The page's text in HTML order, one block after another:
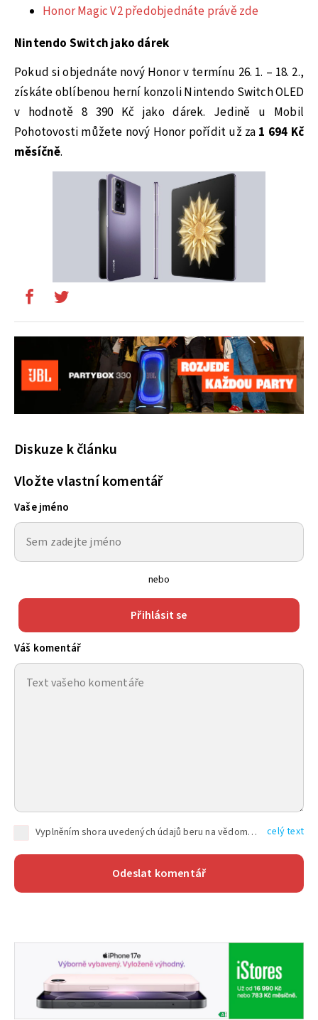
Honor Magic V2 předobjednáte právě zde
Nintendo Switch jako dárek
Pokud si objednáte nový Honor v termínu 26. 1. – 18. 2.,
získáte oblíbenou herní konzoli Nintendo Switch OLED
v hodnotě 8 390 Kč jako dárek. Jedině u Mobil
Pohotovosti můžete nový Honor pořídit už za 1 694 Kč
měsíčně.
Diskuze k článku
Vložte vlastní komentář
Vaše jméno
nebo
Přihlásit se
Váš komentář
Vyplněním shora uvedených údajů beru na vědomí, že společnost TEXT FACTORY s.r.o., sídlem Brno, Durďákova 336/29, Černá Pole, PSČ: 613 00, IČ: 06157831, zapsané u Krajského soudu v Brně, oddíl C, vložka 100399, bude zpracovávat mé osobní údaje uvedené v rámci mnou vyplněného registračního formuláře na základě oprávněných zájmů TEXT FACTORY s.r.o. dle čl. 6 odst. 1 písm. f) GDPR a pro splnění právních povinností (čl. 6 odst. 1 písm. c) GDPR), a to pro tyto účely: nezbytnost zajistit oprávnění návštěvníka webových stránek provozovaných společností TEXT FACTORY s.r.o. přispívat aktivně ke zveřejněným článkům nebo v rámci diskusních fór a výkon práv TEXT FACTORY s.r.o. jako administrátora těchto diskusních fór. Více informací o zpracování osobních údajů a právech lze nalézt v celý text